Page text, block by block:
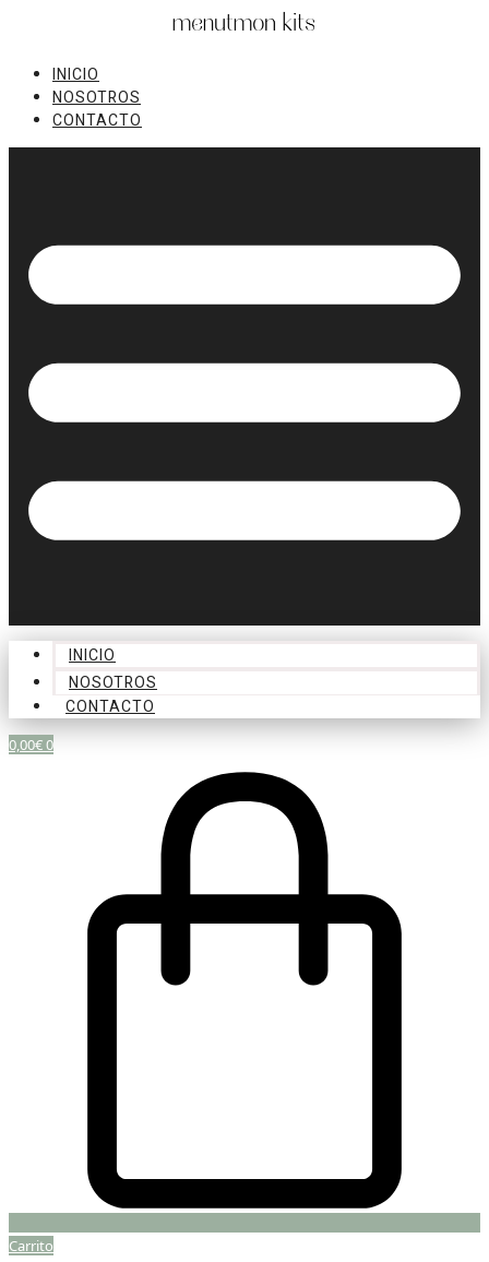
contenidoINICIO
NOSOTROS
CONTACTO
INICIO
NOSOTROS
CONTACTO
0,00€0
Carrito